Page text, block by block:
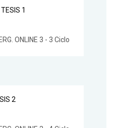
1
ONLINE 3 - 3 Ciclo
2